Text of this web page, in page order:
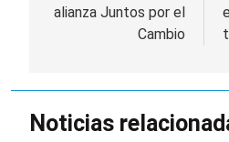
alianza Juntos por el
Cambio
Noticias